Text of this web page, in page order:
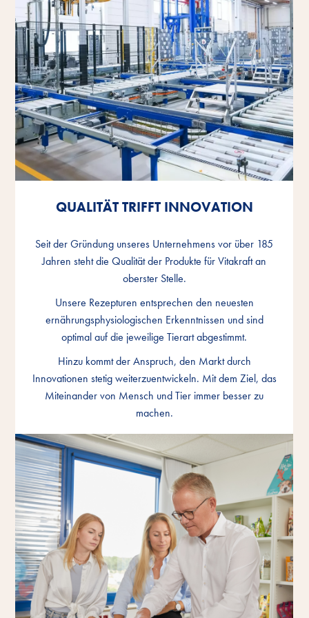
QUALITÄT TRIFFT INNOVATION
Seit der Gründung unseres Unternehmens vor über 185
Jahren steht die Qualität der Produkte für Vitakraft an
oberster Stelle.
Unsere Rezepturen entsprechen den neuesten
ernährungsphysiologischen Erkenntnissen und sind
optimal auf die jeweilige Tierart abgestimmt.
Hinzu kommt der Anspruch, den Markt durch
Innovationen stetig weiterzuentwickeln. Mit dem Ziel, das
Miteinander von Mensch und Tier immer besser zu
machen.
QUALITÄT TRIFFT INNOVATION
Seit der Gründung unseres Unternehmens vor über 185
Jahren steht die Qualität der Produkte für Vitakraft an
oberster Stelle.
Unsere Rezepturen entsprechen den neuesten
ernährungsphysiologischen Erkenntnissen und sind
optimal auf die jeweilige Tierart abgestimmt.
Hinzu kommt der Anspruch, den Markt durch
Innovationen stetig weiterzuentwickeln. Mit dem Ziel, das
Miteinander von Mensch und Tier immer besser zu
machen.
QUALITÄT TRIFFT INNOVATION
Seit der Gründung unseres Unternehmens vor über 185
Jahren steht die Qualität der Produkte für Vitakraft an
oberster Stelle.
Unsere Rezepturen entsprechen den neuesten
ernährungsphysiologischen Erkenntnissen und sind
optimal auf die jeweilige Tierart abgestimmt.
Hinzu kommt der Anspruch, den Markt durch
Innovationen stetig weiterzuentwickeln. Mit dem Ziel, das
Miteinander von Mensch und Tier immer besser zu
machen.